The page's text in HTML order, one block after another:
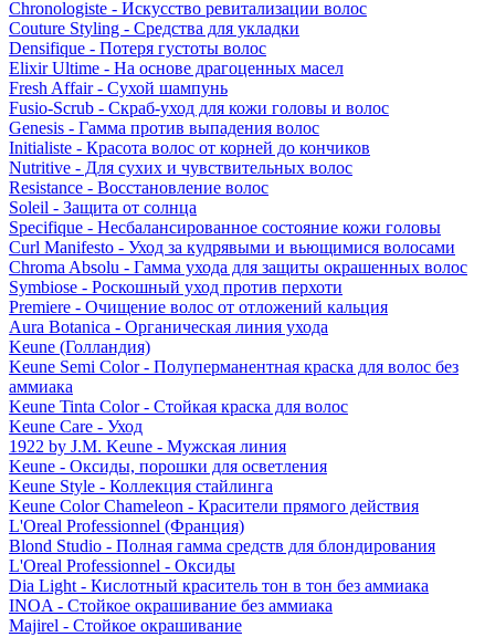
Chronologiste - Искусство ревитализации волос
Couture Styling - Средства для укладки
Densifique - Потеря густоты волос
Elixir Ultime - На основе драгоценных масел
Fresh Affair - Сухой шампунь
Fusio-Scrub - Скраб-уход для кожи головы и волос
Genesis - Гамма против выпадения волос
Initialiste - Красота волос от корней до кончиков
Nutritive - Для сухих и чувствительных волос
Resistance - Восстановление волос
Soleil - Защита от солнца
Specifique - Несбалансированное состояние кожи головы
Curl Manifesto - Уход за кудрявыми и вьющимися волосами
Chroma Absolu - Гамма ухода для защиты окрашенных волос
Symbiose - Роскошный уход против перхоти
Premiere - Очищение волос от отложений кальция
Aura Botanica - Органическая линия ухода
Keune (Голландия)
Keune Semi Color - Полуперманентная краска для волос без
аммиака
Keune Tinta Color - Стойкая краска для волос
Keune Care - Уход
1922 by J.M. Keune - Мужская линия
Keune - Оксиды, порошки для осветления
Keune Style - Коллекция стайлинга
Keune Color Chameleon - Красители прямого действия
L'Oreal Professionnel (Франция)
Blond Studio - Полная гамма средств для блондирования
L'Oreal Professionnel - Оксиды
Dia Light - Кислотный краситель тон в тон без аммиака
INOA - Стойкое окрашивание без аммиака
Majirel - Стойкое окрашивание